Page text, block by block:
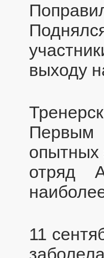
выходу
Первым
опытных
отряд
11